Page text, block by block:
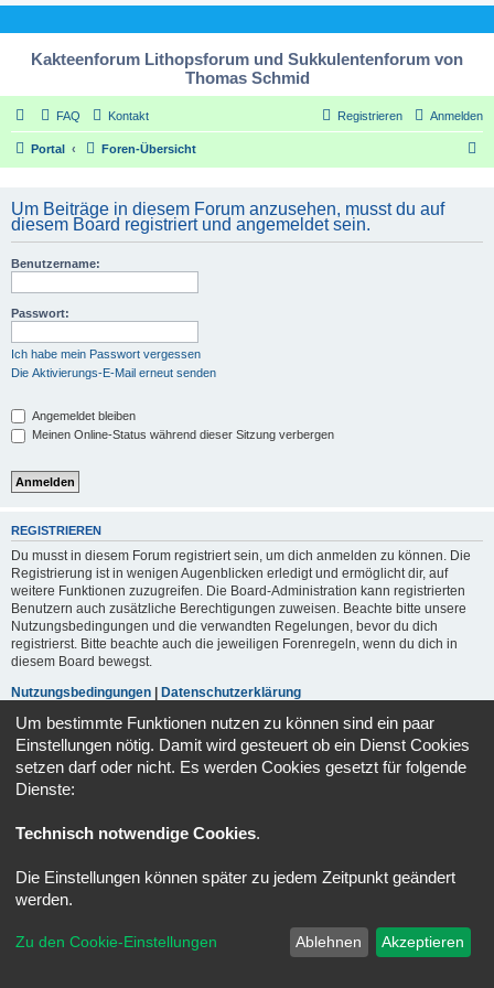
Kakteenforum Lithopsforum und Sukkulentenforum von
Thomas Schmid
FAQ Kontakt Anmelden
Registrieren
Portal Foren-Übersicht
Um Beiträge in diesem Forum anzusehen, musst du auf
diesem Board registriert und angemeldet sein.
Benutzername:
Passwort:
Ich habe mein Passwort vergessen
Die Aktivierungs-E-Mail erneut senden
Angemeldet bleiben
Meinen Online-Status während dieser Sitzung verbergen
REGISTRIEREN
Du musst in diesem Forum registriert sein, um dich anmelden zu können. Die
Registrierung ist in wenigen Augenblicken erledigt und ermöglicht dir, auf
weitere Funktionen zuzugreifen. Die Board-Administration kann registrierten
Benutzern auch zusätzliche Berechtigungen zuweisen. Beachte bitte unsere
Nutzungsbedingungen und die verwandten Regelungen, bevor du dich
registrierst. Bitte beachte auch die jeweiligen Forenregeln, wenn du dich in
diesem Board bewegst.
Nutzungsbedingungen
Datenschutzerklärung
Registrieren
Alle Cookies löschen
Impressum
Kontakt
Powered by
® Forum Software © phpBB Limited
Deutsche Übersetzung durch
Um bestimmte Funktionen nutzen zu können sind ein paar
Einstellungen nötig. Damit wird gesteuert ob ein Dienst Cookies
setzen darf oder nicht. Es werden Cookies gesetzt für folgende
Dienste:
Technisch notwendige Cookies.
Die Einstellungen können später zu jedem Zeitpunkt geändert
werden.
Zu den Cookie-Einstellungen Ablehnen Akzeptieren